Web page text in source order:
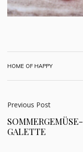
HOME OF HAPPY
Previous Post
SOMMERGEMÜSE-
GALETTE